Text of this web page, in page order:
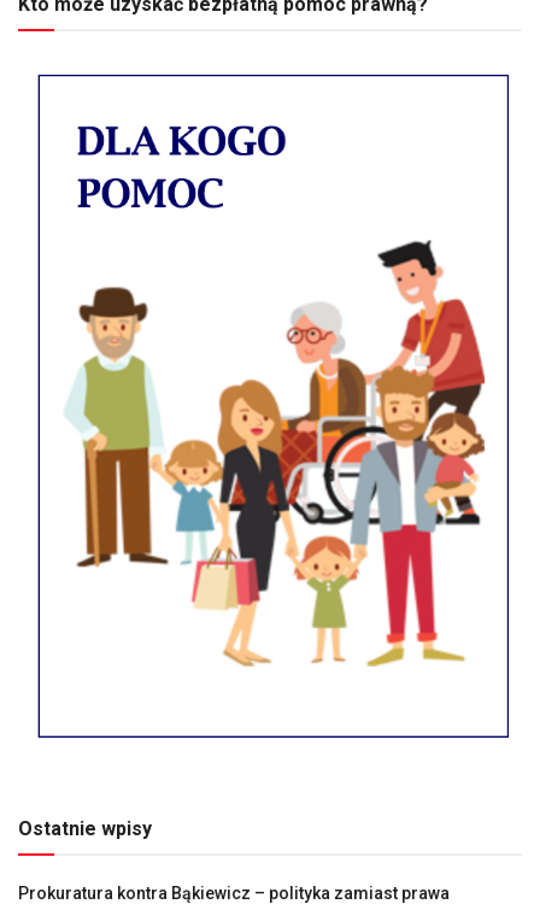
Kto może uzyskać bezpłatną pomoc prawną?
Ostatnie wpisy
Prokuratura kontra Bąkiewicz – polityka zamiast prawa